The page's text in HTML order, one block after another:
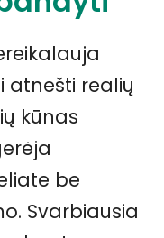
atnešti realių
kūnas
be
Svarbiausia